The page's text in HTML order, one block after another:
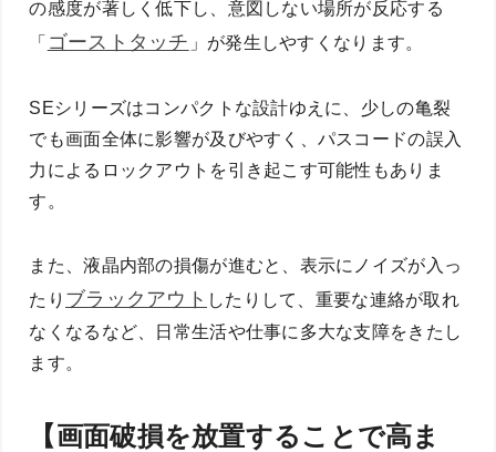
の感度が著しく低下し、意図しない場所が反応する
「 ゴーストタッチ 」が発生しやすくなります。
SEシリーズはコンパクトな設計ゆえに、少しの亀裂
でも画面全体に影響が及びやすく、パスコードの誤入
力によるロックアウトを引き起こす可能性もありま
す。
また、液晶内部の損傷が進むと、表示にノイズが入っ
たり ブラックアウト したりして、重要な連絡が取れ
なくなるなど、日常生活や仕事に多大な支障をきたし
ます。
【画面破損を放置することで高ま